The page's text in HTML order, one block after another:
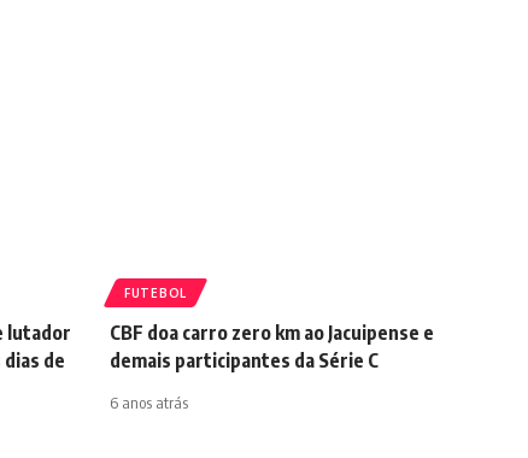
lutador
de
FUTEBOL
CBF doa carro zero km ao Jacuipense e
demais participantes da Série C
6 anos atrás